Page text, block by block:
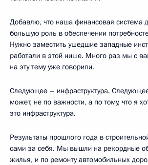
Добавлю, что наша финансовая система
большую роль в обеспечении
Нужно заместить ушедшие западные
работали в этой нише. Много раз мы с
на эту тему уже говорили.
Следующее – инфраструктура.
может, не по важности, а по тому, что я
это инфраструктура.
Результаты прошлого года в
сами за себя. Мы вышли на рекордные
жилья, и по ремонту автомобильных